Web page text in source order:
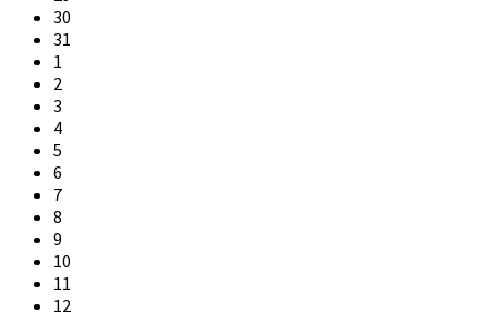
30
31
1
2
3
4
5
6
7
8
9
10
11
12